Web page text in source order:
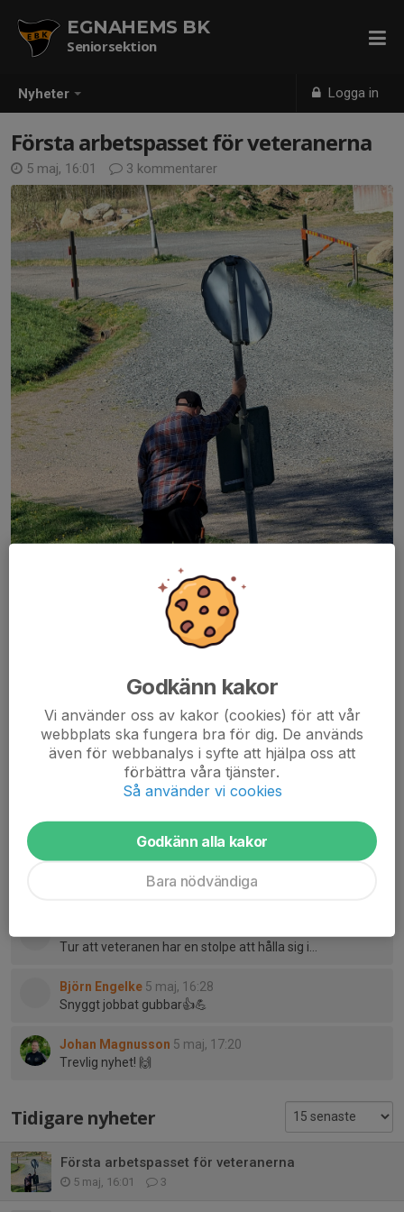
Nyheter Logga in
EGNAHEMS BK
Seniorsektion
Första arbetspasset för veteranerna
5 maj, 16:01 3 kommentarer
Byte av vägskyltar
Vi satte upp en del reklamskylta, bytte vägskyltar och bytte
vindskivor på pumphuset. Vi hann även med en gofika och
diskutera världens problem.
Dela nyhet
Tur att veteranen har en stolpe att hålla sig i…
Björn Engelke 5 maj, 16:28
Snyggt jobbat gubbar👍💪
Johan Magnusson 5 maj, 17:20
Trevlig nyhet! 🙌
Tidigare nyheter
Första arbetspasset för veteranerna
5 maj, 16:01 3
Godkänn kakor
Vi använder oss av kakor (cookies) för att vår
webbplats ska fungera bra för dig. De används
även för webbanalys i syfte att hjälpa oss att
förbättra våra tjänster.
Så använder vi cookies
Godkänn alla kakor
Bara nödvändiga